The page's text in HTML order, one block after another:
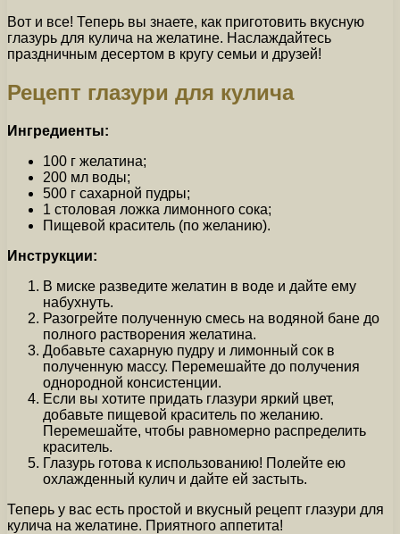
Вот и все! Теперь вы знаете, как приготовить вкусную
глазурь для кулича на желатине. Наслаждайтесь
праздничным десертом в кругу семьи и друзей!
Рецепт глазури для кулича
Ингредиенты:
100 г желатина;
200 мл воды;
500 г сахарной пудры;
1 столовая ложка лимонного сока;
Пищевой краситель (по желанию).
Инструкции:
В миске разведите желатин в воде и дайте ему
набухнуть.
Разогрейте полученную смесь на водяной бане до
полного растворения желатина.
Добавьте сахарную пудру и лимонный сок в
полученную массу. Перемешайте до получения
однородной консистенции.
Если вы хотите придать глазури яркий цвет,
добавьте пищевой краситель по желанию.
Перемешайте, чтобы равномерно распределить
краситель.
Глазурь готова к использованию! Полейте ею
охлажденный кулич и дайте ей застыть.
Теперь у вас есть простой и вкусный рецепт глазури для
кулича на желатине. Приятного аппетита!